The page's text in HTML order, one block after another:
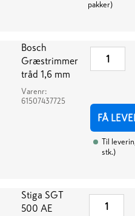
pakker)
Bosch
Græstrimmer
tråd 1,6 mm
Varenr:
61507437725
FÅ
Til
stk.)
Stiga SGT
500 AE